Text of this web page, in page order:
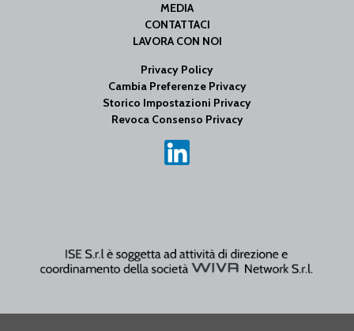
MEDIA
CONTATTACI
LAVORA CON NOI
Privacy Policy
Cambia Preferenze Privacy
Storico Impostazioni Privacy
Revoca Consenso Privacy